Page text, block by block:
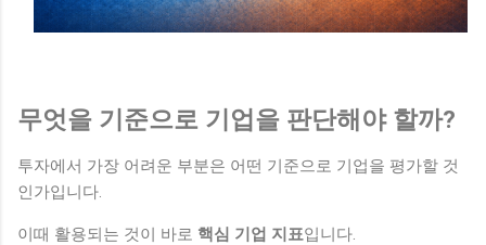
무엇을 기준으로 기업을 판단해야 할까?
투자에서 가장 어려운 부분은 어떤 기준으로 기업을 평가할 것
인가입니다.
이때 활용되는 것이 바로 핵심 기업 지표입니다.